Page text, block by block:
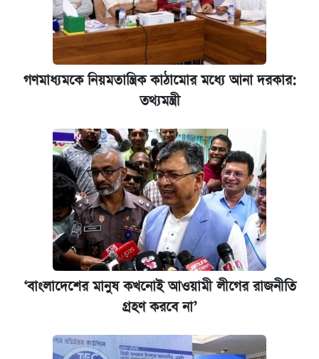
গণমাধ্যমকে নিয়মতান্ত্রিক কাঠামোর মধ্যে আনা দরকার:
তথ্যমন্ত্রী
‘বাংলাদেশের মানুষ কখনোই আওয়ামী লীগের রাজনীতি
গ্রহণ করবে না’